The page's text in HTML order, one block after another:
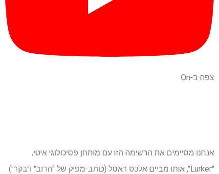
צפה ב-On
אנחנו מסיימים את הרשימה הזו עם מותחן פסיכולוגי איטי,
"Lurker", אותו מביים אלכס ראסל (כותב-מפיק של "הדוב" ו"בקר").